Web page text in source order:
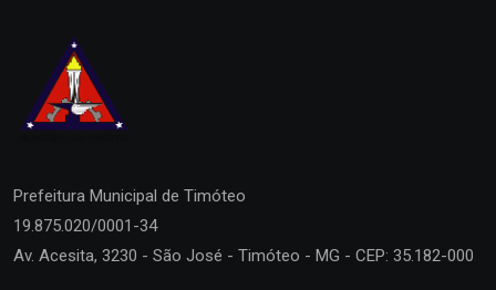
Prefeitura Municipal de Timóteo
19.875.020/0001-34
Av. Acesita, 3230 - São José - Timóteo - MG - CEP: 35.182-000